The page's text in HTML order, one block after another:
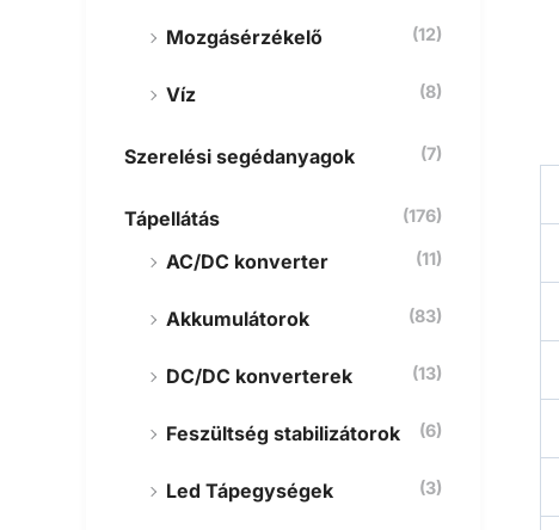
Mozgásérzékelő (12)
Víz (8)
Szerelési segédanyagok (7)
Tápellátás (176)
AC/DC konverter (11)
Akkumulátorok (83)
DC/DC konverterek (13)
Feszültség stabilizátorok (6)
Led Tápegységek (3)